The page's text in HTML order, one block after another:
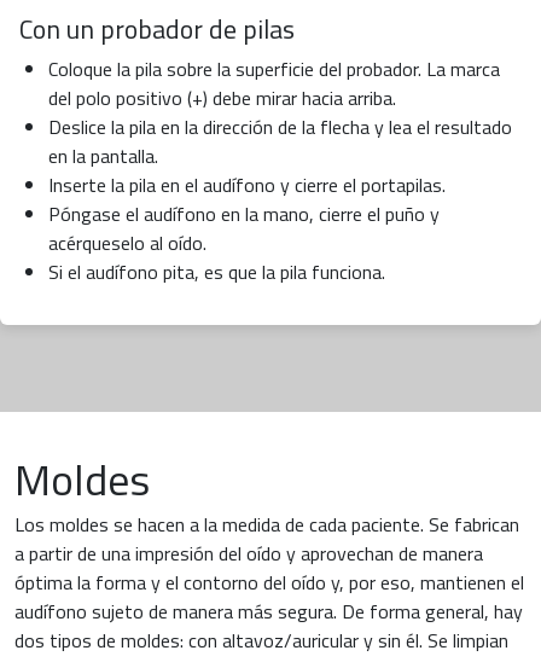
Con un probador de pilas
Coloque la pila sobre la superficie del probador. La marca
del polo positivo (+) debe mirar hacia arriba.
Deslice la pila en la dirección de la flecha y lea el resultado
en la pantalla.
Inserte la pila en el audífono y cierre el portapilas.
Póngase el audífono en la mano, cierre el puño y
acérqueselo al oído.
Si el audífono pita, es que la pila funciona.
Moldes
Los moldes se hacen a la medida de cada paciente. Se fabrican
a partir de una impresión del oído y aprovechan de manera
óptima la forma y el contorno del oído y, por eso, mantienen el
audífono sujeto de manera más segura. De forma general, hay
dos tipos de moldes: con altavoz/auricular y sin él. Se limpian